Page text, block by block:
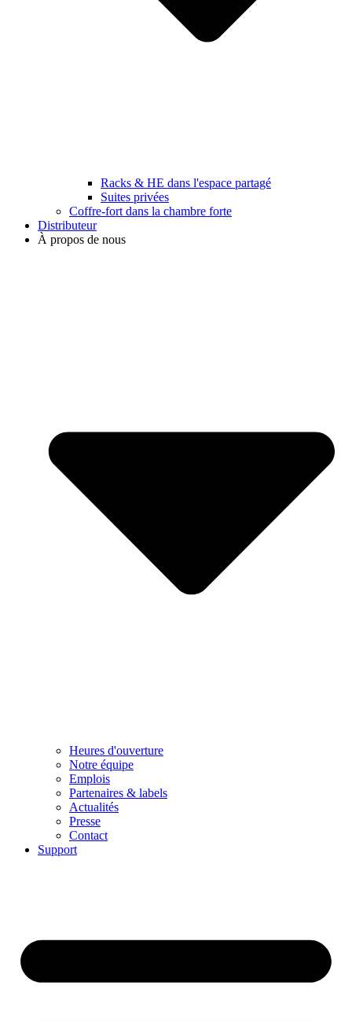
Racks & HE dans l'espace partagé
Suites privées
Coffre-fort dans la chambre forte
Distributeur
À propos de nous
Heures d'ouverture
Notre équipe
Emplois
Partenaires & labels
Actualités
Presse
Contact
Support